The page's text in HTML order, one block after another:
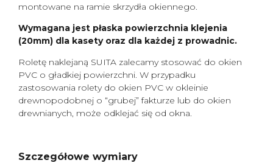
montowane na ramie skrzydła okiennego.
Wymagana jest płaska powierzchnia klejenia
(20mm) dla kasety oraz dla każdej z prowadnic.
Roletę naklejaną SUITA zalecamy stosować do okien
PVC o gładkiej powierzchni. W przypadku
zastosowania rolety do okien PVC w okleinie
drewnopodobnej o “grubej” fakturze lub do okien
drewnianych, może odklejać się od okna.
Szczegółowe wymiary